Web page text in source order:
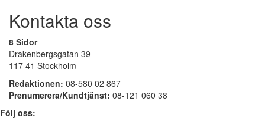
Kontakta oss
8 Sidor
Drakenbergsgatan 39
117 41 Stockholm
Redaktionen: 08-580 02 867
Prenumerera/Kundtjänst: 08-121 060 38
Följ oss: